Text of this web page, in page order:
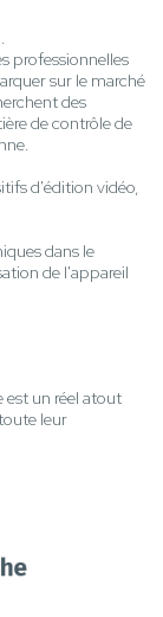
professionnelles
sur le marché
des
de contrôle de
d'édition vidéo,
dans le
de l'appareil
un réel atout
leur